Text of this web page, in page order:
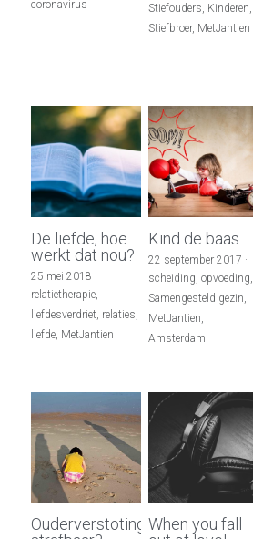
coronavirus
Stiefouders, Kinderen,
Stiefbroer, MetJantien
De liefde, hoe
werkt dat nou?
25 mei 2018 ·
relatietherapie,
liefdesverdriet, relaties,
liefde, MetJantien
Kind de baas...
22 september 2017 ·
scheiding, opvoeding,
Samengesteld gezin,
MetJantien,
Amsterdam
Ouderverstoting When you fall